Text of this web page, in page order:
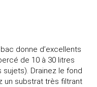
donne d’excellents
de 10 à 30 litres
sujets). Drainez le fond
un substrat très filtrant